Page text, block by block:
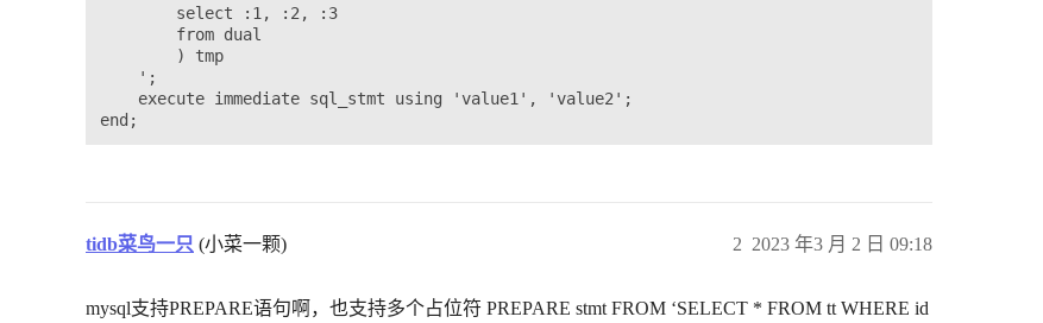
        select :1, :2, :3
        from dual
        ) tmp
    ';
    execute immediate sql_stmt using 'value1', 'value2';
tidb菜鸟一只 (小菜一颗) 2023 年3 月 2 日 09:18
2
mysql支持PREPARE语句啊，也支持多个占位符 PREPARE stmt FROM ‘SELECT * FROM tt WHERE id